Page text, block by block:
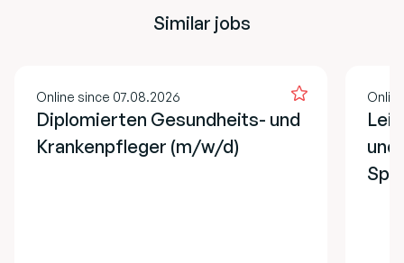
Similar jobs
Online since 07.08.2026
Diplomierten Gesundheits- und
Krankenpfleger (m/w/d)
und